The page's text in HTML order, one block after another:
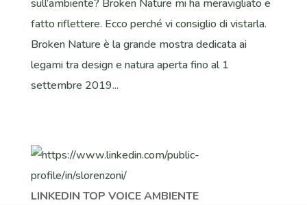
sull’ambiente? Broken Nature mi ha meravigliato e
fatto riflettere. Ecco perché vi consiglio di vistarla.
Broken Nature è la grande mostra dedicata ai
legami tra design e natura aperta fino al 1
settembre 2019...
LINKEDIN TOP VOICE AMBIENTE